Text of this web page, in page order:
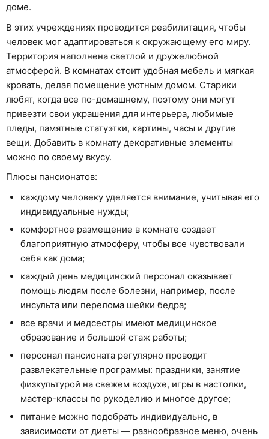
доме.
В этих учреждениях проводится реабилитация, чтобы
человек мог адаптироваться к окружающему его миру.
Территория наполнена светлой и дружелюбной
атмосферой. В комнатах стоит удобная мебель и мягкая
кровать, делая помещение уютным домом. Старики
любят, когда все по-домашнему, поэтому они могут
привезти свои украшения для интерьера, любимые
пледы, памятные статуэтки, картины, часы и другие
вещи. Добавить в комнату декоративные элементы
можно по своему вкусу.
Плюсы пансионатов:
каждому человеку уделяется внимание, учитывая его
индивидуальные нужды;
комфортное размещение в комнате создает
благоприятную атмосферу, чтобы все чувствовали
себя как дома;
каждый день медицинский персонал оказывает
помощь людям после болезни, например, после
инсульта или перелома шейки бедра;
все врачи и медсестры имеют медицинское
образование и большой стаж работы;
персонал пансионата регулярно проводит
развлекательные программы: праздники, занятие
физкультурой на свежем воздухе, игры в настолки,
мастер-классы по рукоделию и многое другое;
питание можно подобрать индивидуально, в
зависимости от диеты — разнообразное меню, очень